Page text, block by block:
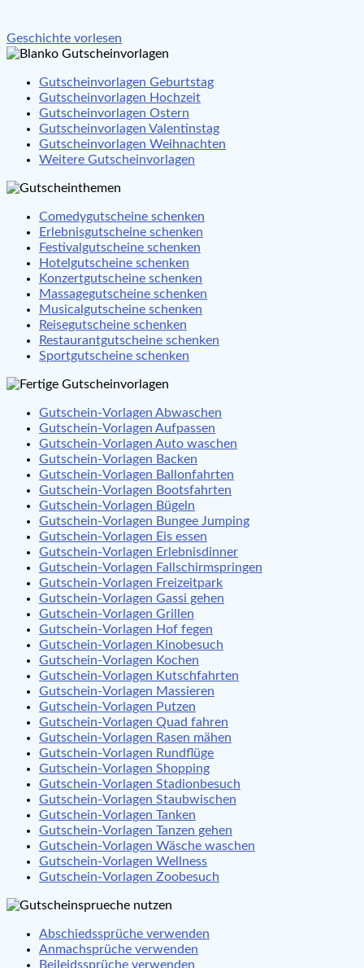
Beitragsnavigation
Geschichte vorlesen
Gutscheinvorlagen Geburtstag
Gutscheinvorlagen Hochzeit
Gutscheinvorlagen Ostern
Gutscheinvorlagen Valentinstag
Gutscheinvorlagen Weihnachten
Weitere Gutscheinvorlagen
Comedygutscheine schenken
Erlebnisgutscheine schenken
Festivalgutscheine schenken
Hotelgutscheine schenken
Konzertgutscheine schenken
Massagegutscheine schenken
Musicalgutscheine schenken
Reisegutscheine schenken
Restaurantgutscheine schenken
Sportgutscheine schenken
Gutschein-Vorlagen Abwaschen
Gutschein-Vorlagen Aufpassen
Gutschein-Vorlagen Auto waschen
Gutschein-Vorlagen Backen
Gutschein-Vorlagen Ballonfahrten
Gutschein-Vorlagen Bootsfahrten
Gutschein-Vorlagen Bügeln
Gutschein-Vorlagen Bungee Jumping
Gutschein-Vorlagen Eis essen
Gutschein-Vorlagen Erlebnisdinner
Gutschein-Vorlagen Fallschirmspringen
Gutschein-Vorlagen Freizeitpark
Gutschein-Vorlagen Gassi gehen
Gutschein-Vorlagen Grillen
Gutschein-Vorlagen Hof fegen
Gutschein-Vorlagen Kinobesuch
Gutschein-Vorlagen Kochen
Gutschein-Vorlagen Kutschfahrten
Gutschein-Vorlagen Massieren
Gutschein-Vorlagen Putzen
Gutschein-Vorlagen Quad fahren
Gutschein-Vorlagen Rasen mähen
Gutschein-Vorlagen Rundflüge
Gutschein-Vorlagen Shopping
Gutschein-Vorlagen Stadionbesuch
Gutschein-Vorlagen Staubwischen
Gutschein-Vorlagen Tanken
Gutschein-Vorlagen Tanzen gehen
Gutschein-Vorlagen Wäsche waschen
Gutschein-Vorlagen Wellness
Gutschein-Vorlagen Zoobesuch
Abschiedssprüche verwenden
Anmachsprüche verwenden
Beileidssprüche verwenden